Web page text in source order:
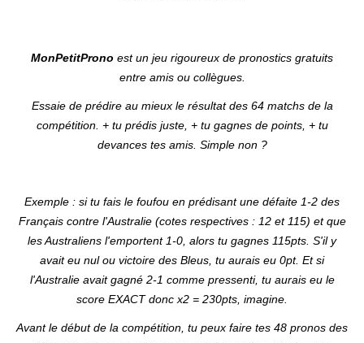
MonPetitProno est un jeu rigoureux de pronostics gratuits
entre amis ou collègues.
Essaie de prédire au mieux le résultat des 64 matchs de la
compétition. + tu prédis juste, + tu gagnes de points, + tu
devances tes amis. Simple non ?
Exemple : si tu fais le foufou en prédisant une défaite 1-2 des
Français contre l'Australie (cotes respectives : 12 et 115) et que
les Australiens l'emportent 1-0, alors tu gagnes 115pts. S'il y
avait eu nul ou victoire des Bleus, tu aurais eu 0pt. Et si
l'Australie avait gagné 2-1 comme pressenti, tu aurais eu le
score EXACT donc x2 = 230pts, imagine.
Avant le début de la compétition, tu peux faire tes 48 pronos des